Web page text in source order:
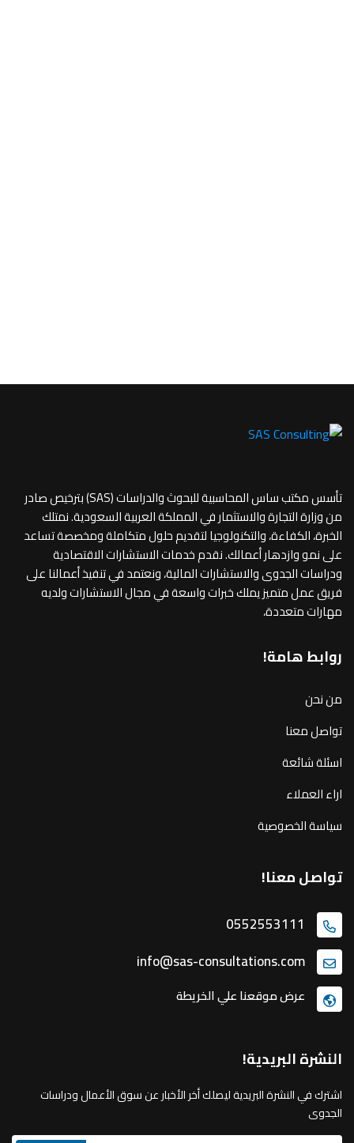
تأسس مكتب ساس المحاسبية للبحوث والدراسات (SAS) بترخيص صادر
من وزارة التجارة والاستثمار في المملكة العربية السعودية. نمتلك
الخبرة، الكفاءة، والتكنولوجيا لتقديم حلول متكاملة ومخصصة تساعد
على نمو وازدهار أعمالك. نقدم خدمات الاستشارات الاقتصادية
ودراسات الجدوى والاستشارات المالية، ونعتمد في تنفيذ أعمالنا على
فريق عمل متميز يملك خبرات واسعة في مجال الاستشارات ولديه
مهارات متعددة،
روابط هامة!
من نحن
تواصل معنا
اسئلة شائعة
اراء العملاء
سياسة الخصوصية
تواصل معنا!
0552553111
info@sas-consultations.com
عرض موقعنا علي الخريطة
النشرة البريدية!
اشترك في النشرة البريدية ليصلك أخر الأخبار عن سوق الأعمال ودراسات
الجدوى